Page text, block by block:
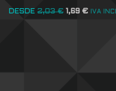
DESDE 2,03€ 1,69 € IVA INCL